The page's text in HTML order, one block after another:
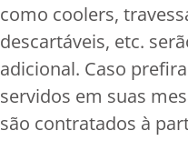
como coolers,
descartáveis, etc.
adicional. Caso
servidos em suas
são contratados à